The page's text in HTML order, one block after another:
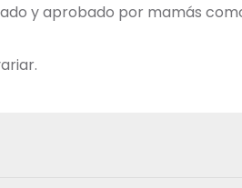
y aprobado por mamás